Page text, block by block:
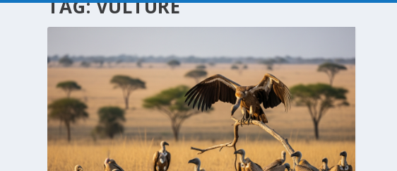
TAG:VULTURE